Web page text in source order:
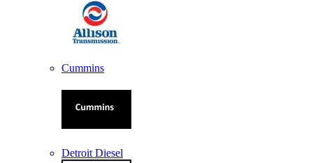
Cummins
Detroit Diesel